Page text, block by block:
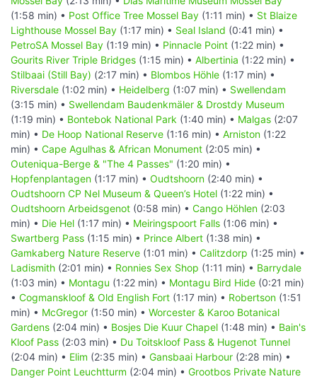
(1:58 min) • Post Office Tree Mossel Bay (1:11 min) • St Blaize
Lighthouse Mossel Bay (1:17 min) • Seal Island (0:41 min) •
PetroSA Mossel Bay (1:19 min) • Pinnacle Point (1:22 min) •
Gourits River Triple Bridges (1:15 min) • Albertinia (1:22 min) •
Stilbaai (Still Bay) (2:17 min) • Blombos Höhle (1:17 min) •
Riversdale (1:02 min) • Heidelberg (1:07 min) • Swellendam
(3:15 min) • Swellendam Baudenkmäler & Drostdy Museum
(1:19 min) • Bontebok National Park (1:40 min) • Malgas (2:07
min) • De Hoop National Reserve (1:16 min) • Arniston (1:22
min) • Cape Agulhas & African Monument (2:05 min) •
Outeniqua-Berge & "The 4 Passes" (1:20 min) •
Hopfenplantagen (1:17 min) • Oudtshoorn (2:40 min) •
Oudtshoorn CP Nel Museum & Queen’s Hotel (1:22 min) •
Oudtshoorn Arbeidsgenot (0:58 min) • Cango Höhlen (2:03
min) • Die Hel (1:17 min) • Meiringspoort Falls (1:06 min) •
Swartberg Pass (1:15 min) • Prince Albert (1:38 min) •
Gamkaberg Nature Reserve (1:01 min) • Calitzdorp (1:25 min) •
Ladismith (2:01 min) • Ronnies Sex Shop (1:11 min) • Barrydale
(1:03 min) • Montagu (1:22 min) • Montagu Bird Hide (0:21 min)
• Cogmanskloof & Old English Fort (1:17 min) • Robertson (1:51
min) • McGregor (1:50 min) • Worcester & Karoo Botanical
Gardens (2:04 min) • Bosjes Die Kuur Chapel (1:48 min) • Bain's
Kloof Pass (2:03 min) • Du Toitskloof Pass & Hugenot Tunnel
(2:04 min) • Elim (2:35 min) • Gansbaai Harbour (2:28 min) •
Danger Point Leuchtturm (2:04 min) • Grootbos Private Nature